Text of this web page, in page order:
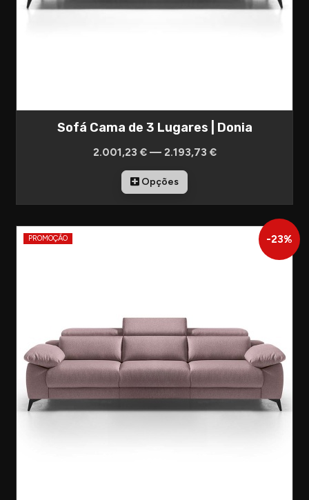
Sofá Cama de 3 Lugares | Donia
2.001,23 € — 2.193,73 €
Opções
-23%
PROMOÇÃO